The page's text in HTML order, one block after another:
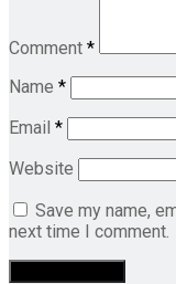
Comment *
Name *
Email *
Website
Save my name,
next time I comment.